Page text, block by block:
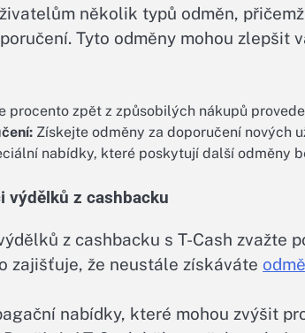
několik typů odměn,
Tyto odměny mohou zlepšit
procento zpět z způsobilých nákupů
Získejte odměny za doporučení nových
nabídky, které poskytují další odměny
výdělků z cashbacku
z cashbacku s T-Cash zvažte
zajišťuje, že neustále získáváte
nabídky, které mohou zvýšit